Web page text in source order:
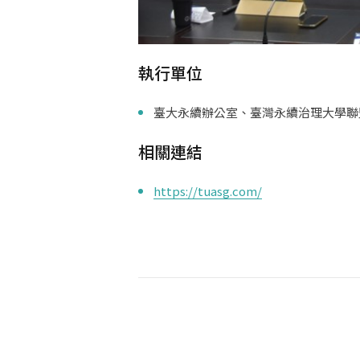
執行單位
臺大永續辦公室、臺灣永續治理大學
相關連結
https://tuasg.com/